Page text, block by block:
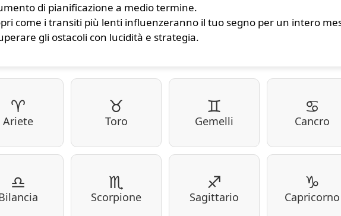
di pianificazione a medio termine.
come i transiti più lenti influenzeranno il tuo segno per un intero
gli ostacoli con lucidità e strategia.
♈
Ariete
♉
Toro
♊
Gemelli
♋
Cancro
♎ ♏
Scorpione
♐
Sagittario
♑
Capricorno